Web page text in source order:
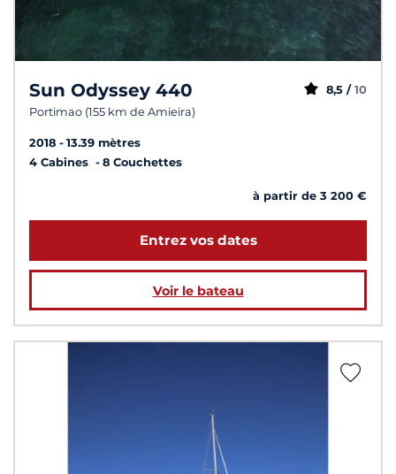
Sun Odyssey 440
Portimao (155 km de Amieira)
8,5 / 10
2018
13.39 mètres
4 Cabines
8 Couchettes
à partir de 3 200 €
Entrez vos dates
Voir le bateau